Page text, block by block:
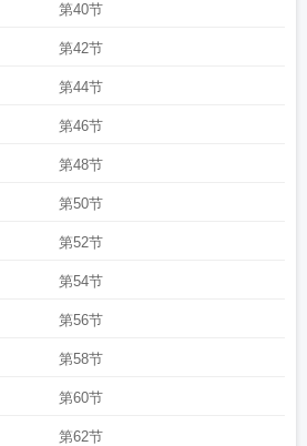
第40节
第42节
第44节
第46节
第48节
第50节
第52节
第54节
第56节
第58节
第60节
第62节